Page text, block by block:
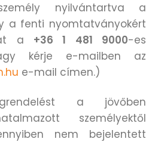
nyilvántartva a
a fenti nyomtatványokért
a +36 1 481 9000-es
kérje e-mailben az
e-mail címen.)
a jövőben
személyektől
nem bejelentett